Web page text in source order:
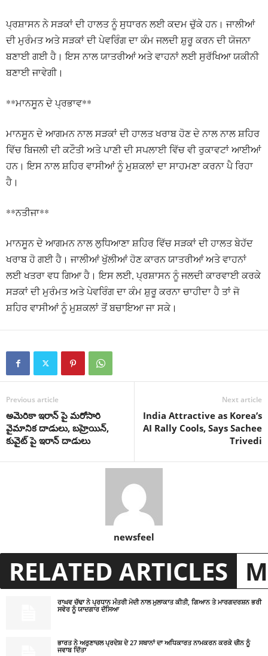
ਪ੍ਰਸ਼ਾਸਨ ਨੇ ਸੜਕਾਂ ਦੀ ਹਾਲਤ ਨੂੰ ਸੁਧਾਰਨ ਲਈ ਕਦਮ ਚੁੱਕੇ ਹਨ। ਜਾਲੀਆਂ
ਦੀ ਮੁਰੰਮਤ ਅਤੇ ਸੜਕਾਂ ਦੀ ਪੇਵਰਿੰਗ ਦਾ ਕੰਮ ਜਲਦੀ ਸ਼ੁਰੂ ਕਰਨ ਦੀ ਯੋਜਨਾ
ਬਣਾਈ ਗਈ ਹੈ। ਇਸ ਨਾਲ ਯਾਤਰੀਆਂ ਅਤੇ ਵਾਹਨਾਂ ਲਈ ਸੁਰੱਖਿਆ ਯਕੀਨੀ
ਬਣਾਈ ਜਾਵੇਗੀ।
**ਮਾਨਸੂਨ ਦੇ ਪ੍ਰਭਾਵ**
ਮਾਨਸੂਨ ਦੇ ਆਗਮਨ ਨਾਲ ਸੜਕਾਂ ਦੀ ਹਾਲਤ ਖਰਾਬ ਹੋਣ ਦੇ ਨਾਲ ਨਾਲ ਸ਼ਹਿਰ
ਵਿੱਚ ਬਿਜਲੀ ਦੀ ਕਟੌਤੀ ਅਤੇ ਪਾਣੀ ਦੀ ਸਪਲਾਈ ਵਿੱਚ ਵੀ ਰੁਕਾਵਟਾਂ ਆਈਆਂ
ਹਨ। ਇਸ ਨਾਲ ਸ਼ਹਿਰ ਵਾਸੀਆਂ ਨੂੰ ਮੁਸ਼ਕਲਾਂ ਦਾ ਸਾਹਮਣਾ ਕਰਨਾ ਪੈ ਰਿਹਾ
ਹੈ।
**ਨਤੀਜਾ**
ਮਾਨਸੂਨ ਦੇ ਆਗਮਨ ਨਾਲ ਲੁਧਿਆਣਾ ਸ਼ਹਿਰ ਵਿੱਚ ਸੜਕਾਂ ਦੀ ਹਾਲਤ ਬੇਹੱਦ
ਖਰਾਬ ਹੋ ਗਈ ਹੈ। ਜਾਲੀਆਂ ਖੁੱਲੀਆਂ ਹੋਣ ਕਾਰਨ ਯਾਤਰੀਆਂ ਅਤੇ ਵਾਹਨਾਂ
ਲਈ ਖਤਰਾ ਵਧ ਗਿਆ ਹੈ। ਇਸ ਲਈ, ਪ੍ਰਸ਼ਾਸਨ ਨੂੰ ਜਲਦੀ ਕਾਰਵਾਈ ਕਰਕੇ
ਸੜਕਾਂ ਦੀ ਮੁਰੰਮਤ ਅਤੇ ਪੇਵਰਿੰਗ ਦਾ ਕੰਮ ਸ਼ੁਰੂ ਕਰਨਾ ਚਾਹੀਦਾ ਹੈ ਤਾਂ ਜੋ
ਸ਼ਹਿਰ ਵਾਸੀਆਂ ਨੂੰ ਮੁਸ਼ਕਲਾਂ ਤੋਂ ਬਚਾਇਆ ਜਾ ਸਕੇ।
Previous article
అమెరికా ఇరాన్ పై మరోసారి
వైమానిక దాడులు, బహ్రెయిన్,
కువైట్ పై ఇరాన్ దాడులు
Next article
India Attractive as Korea’s
AI Rally Cools, Says Sachee
Trivedi
newsfeel
RELATED ARTICLES
ਰਾਘਵ ਚੱਢਾ ਨੇ ਪ੍ਰਧਾਨ ਮੰਤਰੀ ਮੋਦੀ ਨਾਲ ਮੁਲਾਕਾਤ ਕੀਤੀ, ਗਿਆਨ ਤੇ ਮਾਰਗਦਰਸ਼ਨ ਭਰੀ
ਸਵੇਰ ਨੂੰ ਯਾਦਗਾਰ ਦੱਸਿਆ
ਭਾਰਤ ਨੇ ਅਰੁਣਾਚਲ ਪ੍ਰਦੇਸ਼ ਦੇ 27 ਸਥਾਨਾਂ ਦਾ ਅਧਿਕਾਰਤ ਨਾਮਕਰਨ ਕਰਕੇ ਚੀਨ ਨੂੰ
ਜਵਾਬ ਦਿੱਤਾ